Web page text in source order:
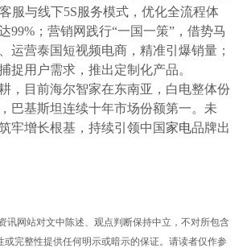
服与线下5S服务模式，优化全流程体
99%；营销网践行“一国一策”，借势马
运营泰国短视频电商，精准引爆销量；
捉用户需求，推出定制化产品。
，目前海尔智家在东南亚，白电整体份
巴基斯坦连续十年市场份额第一。未
牢增长根基，持续引领中国 家电品牌出
讯网站对文中陈述、观点判断保持中立，不对所包含
或完整性提供任何明示或暗示的保证。请读者仅作参